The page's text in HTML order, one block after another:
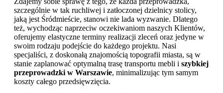
szczególnie w tak ruchliwej i zatłoczonej dzielnicy stolicy,
jaką jest Śródmieście, stanowi nie lada wyzwanie. Dlatego
też, wychodząc naprzeciw oczekiwaniom naszych Klientów,
oferujemy elastyczne terminy realizacji zleceń oraz jedyne w
swoim rodzaju podejście do każdego projektu. Nasi
specjaliści, z doskonałą znajomością topografii miasta, są w
stanie zaplanować optymalną trasę transportu mebli i szybkiej
przeprowadzki w Warszawie, minimalizując tym samym
koszty całego przedsięwzięcia.